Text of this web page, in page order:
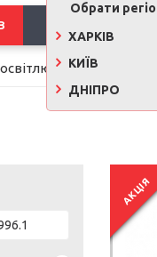
Обрати
ХАРКІВ
КИЇВ
ДНІПРО
прилади
АКЦІЯ